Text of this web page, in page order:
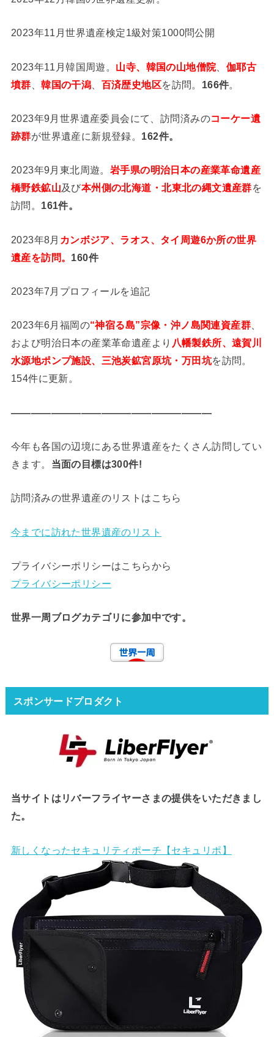
2023年11月世界遺産検定1級対策1000問公開
2023年11月韓国周遊。 山寺、韓国の山地僧院
伽耶古
墳群 、韓国の干潟 百済歴史地区を訪問。 166件。
2023年9月世界遺産委員会にて、訪問済みのコーケー遺
跡群が世界遺産に新規登録。 162件。
2023年9月東北周遊。 岩手県の明治日本の産業革命遺産
橋野鉄鉱山及び本州側の北海道・北東北の縄文遺産群を
訪問。 161件。
2023年8月 カンボジア、ラオス、タイ周遊6か所の世界
遺産を訪問。 160件
2023年7月プロフィールを追記
2023年6月福岡の“神宿る島”宗像・沖ノ島関連資産群
および明治日本の産業革命遺産より 八幡製鉄所、遠賀川
水源地ポンプ施設、三池炭鉱宮原坑・万田坑を訪問。
154件に更新。
————————————————————
今年も各国の辺境にある世界遺産をたくさん訪問してい
きます。 当面の目標は300件!
訪問済みの世界遺産のリストはこちら
今までに訪れた世界遺産のリスト
プライバシーポリシーはこちらから
プライバシーポリシー
世界一周ブログカテゴリに参加中です。
スポンサードプロダクト
当サイトはリバーフライヤーさまの提供をいただきまし
た。
新しくなったセキュリティポーチ【セキュリポ】